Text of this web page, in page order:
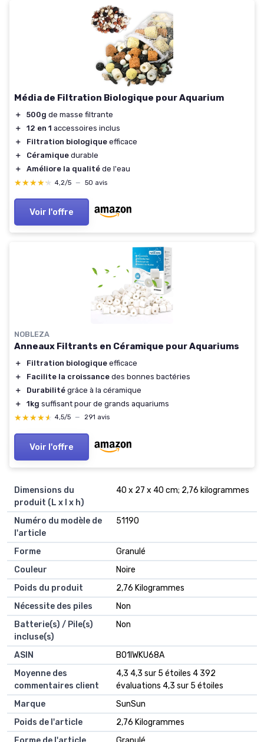
Média de Filtration Biologique pour Aquarium
＋ 500g de masse filtrante
＋
12 en 1 accessoires inclus
＋
Filtration biologique efficace
＋
Céramique durable
＋
Améliore la qualité de l'eau
★★★★★
★★★★★ 4,2/5 — 50 avis
Voir l'offre
NOBLEZA
Anneaux Filtrants en Céramique pour Aquariums
＋ Filtration biologique efficace
＋
Facilite la croissance des bonnes bactéries
＋
Durabilité grâce à la céramique
＋
1kg suffisant pour de grands aquariums
★★★★★
★★★★★ 4,5/5 — 291 avis
Voir l'offre
Dimensions du
produit (L x l x h)
‎40 x 27 x 40 cm; 2,76 kilogrammes
Numéro du modèle de
l'article
‎51190
Forme
‎Granulé
Couleur
‎Noire
Poids du produit
‎2,76 Kilogrammes
Nécessite des piles
‎Non
Batterie(s) / Pile(s)
incluse(s)
‎Non
ASIN
B01IWKU68A
Moyenne des
commentaires client
4,3 4,3 sur 5 étoiles 4 392
évaluations 4,3 sur 5 étoiles
Marque
SunSun
Poids de l'article
2,76 Kilogrammes